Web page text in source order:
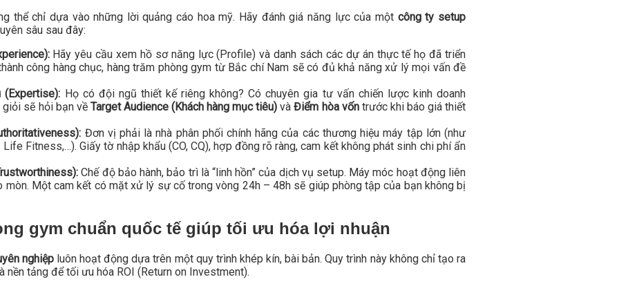
thể chỉ dựa vào những lời quảng cáo hoa mỹ. Hãy đánh giá năng lực của một công ty setup
sâu sau đây:
Hãy yêu cầu xem hồ sơ năng lực (Profile) và danh sách các dự án thực tế họ đã triển
công hàng chục, hàng trăm phòng gym từ Bắc chí Nam sẽ có đủ khả năng xử lý mọi vấn đề
Họ có đội ngũ thiết kế riêng không? Có chuyên gia tư vấn chiến lược kinh doanh
sẽ hỏi bạn về Target Audience (Khách hàng mục tiêu) vàĐiểm hòa vốntrước khi báo giá thiết
Đơn vị phải là nhà phân phối chính hãng của các thương hiệu máy tập lớn (như
Life Fitness,…). Giấy tờ nhập khẩu (CO, CQ), hợp đồng rõ ràng, cam kết không phát sinh chi phí ẩn
Chế độ bảo hành, bảo trì là “linh hồn” của dịch vụ setup. Máy móc hoạt động liên
mòn. Một cam kết có mặt xử lý sự cố trong vòng 24h – 48h sẽ giúp phòng tập của bạn không bị
gym chuẩn quốc tế giúp tối ưu hóa lợi nhuận
nghiệpluôn hoạt động dựa trên một quy trình khép kín, bài bản. Quy trình này không chỉ tạo ra
tảng để tối ưu hóa ROI (Return on Investment).